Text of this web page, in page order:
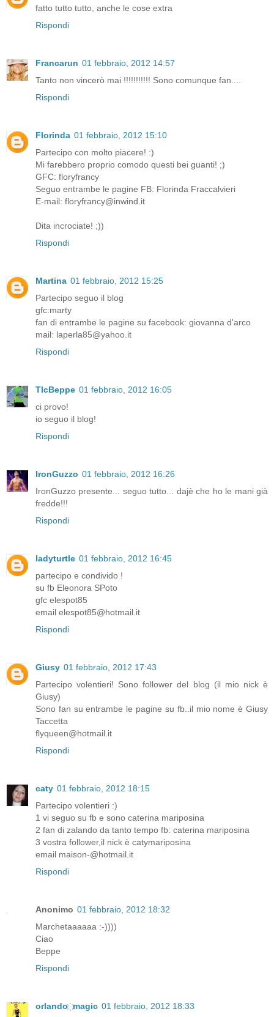
fatto tutto tutto, anche le cose extra
Rispondi
Francarun 01 febbraio, 2012 14:57
Tanto non vincerò mai !!!!!!!!!!! Sono comunque fan....
Rispondi
Florinda 01 febbraio, 2012 15:10
Partecipo con molto piacere! :)
Mi farebbero proprio comodo questi bei guanti! ;)
GFC: floryfrancy
Seguo entrambe le pagine FB: Florinda Fraccalvieri
E-mail: floryfrancy@inwind.it
Dita incrociate! ;))
Rispondi
Martina 01 febbraio, 2012 15:25
Partecipo seguo il blog
gfc:marty
fan di entrambe le pagine su facebook: giovanna d'arco
mail: laperla85@yahoo.it
Rispondi
TlcBeppe 01 febbraio, 2012 16:05
ci provo!
io seguo il blog!
Rispondi
IronGuzzo 01 febbraio, 2012 16:26
IronGuzzo presente... seguo tutto... dajè che ho le mani già
fredde!!!
Rispondi
ladyturtle 01 febbraio, 2012 16:45
partecipo e condivido !
su fb Eleonora SPoto
gfc elespot85
email elespot85@hotmail.it
Rispondi
Giusy 01 febbraio, 2012 17:43
Partecipo volentieri! Sono follower del blog (il mio nick è
Giusy)
Sono fan su entrambe le pagine su fb..il mio nome è Giusy
Taccetta
flyqueen@hotmail.it
Rispondi
caty 01 febbraio, 2012 18:15
Partecipo volentieri :)
1 vi seguo su fb e sono caterina mariposina
2 fan di zalando da tanto tempo fb: caterina mariposina
3 vostra follower,il nick è catymariposina
email maison-@hotmail.it
Rispondi
Anonimo 01 febbraio, 2012 18:32
Marchetaaaaaa :-))))
Ciao
Beppe
Rispondi
orlando ҉ magic 01 febbraio, 2012 18:33